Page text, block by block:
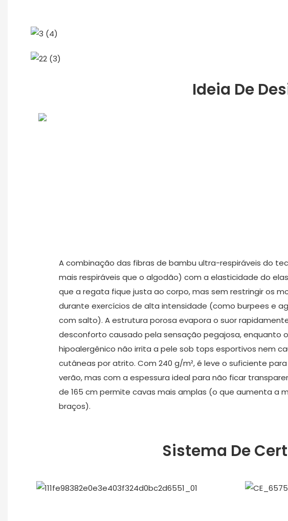
Ideia De
A combinação das fibras de bambu ultra-respiráveis ​​do
mais respiráveis ​​que o algodão) com a elasticidade do
que a regata fique justa ao corpo, mas sem restringir os
durante exercícios de alta intensidade (como burpees e
com salto). A estrutura porosa evapora o suor
desconforto causado pela sensação pegajosa, enquanto
hipoalergênico não irrita a pele sob tops esportivos nem
cutâneas por atrito. Com 240 g/m², é leve o suficiente
verão, mas com a espessura ideal para não ficar
de 165 cm permite cavas mais amplas (o que aumenta a
braços).
Sistema De